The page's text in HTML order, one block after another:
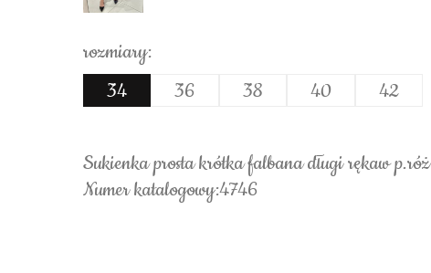
rozmiary:
34
36 38 40 42
Sukienka prosta krótka falbana długi rękaw p.róż
Numer katalogowy:4746